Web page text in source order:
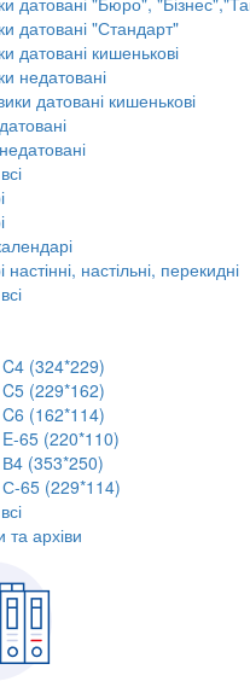
датовані "Стандарт"
датовані кишенькові
недатовані
датовані кишенькові
настільні, перекидні
(324*229)
(229*162)
(162*114)
65 (220*110)
(353*250)
С-65 (229*114)
та архіви